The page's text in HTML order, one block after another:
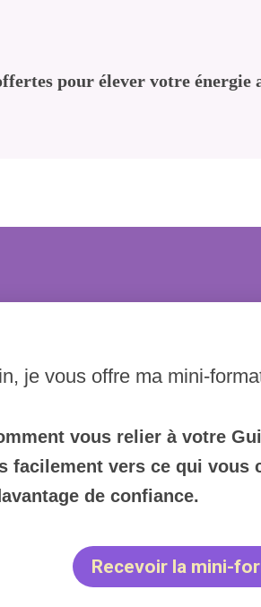
pour élever votre énergie
je vous offre ma mini-
vous relier à votre
facilement vers ce qui vous
de confiance.
Recevoir la mini-